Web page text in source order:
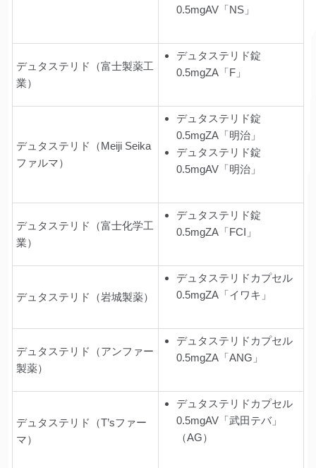
0.5mgAV「NS」
デュタステリド（富士製薬工
業）
デュタステリド錠
0.5mgZA「F」
デュタステリド（Meiji Seika
ファルマ）
デュタステリド錠
0.5mgZA「明治」
デュタステリド錠
0.5mgAV「明治」
デュタステリド（富士化学工
業）
デュタステリド錠
0.5mgZA「FCI」
デュタステリド（岩城製薬）
デュタステリドカプセル
0.5mgZA「イワキ」
デュタステリド（アンファー
製薬）
デュタステリドカプセル
0.5mgZA「ANG」
デュタステリド（T’sファー
マ）
デュタステリドカプセル
0.5mgAV「武田テバ」
（AG）